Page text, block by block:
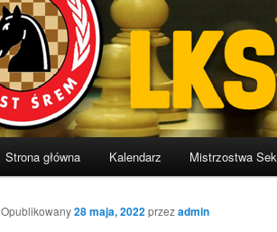
Strona główna Kalendarz Mistrzostwa
Opublikowany28 maja, 2022przezadmin